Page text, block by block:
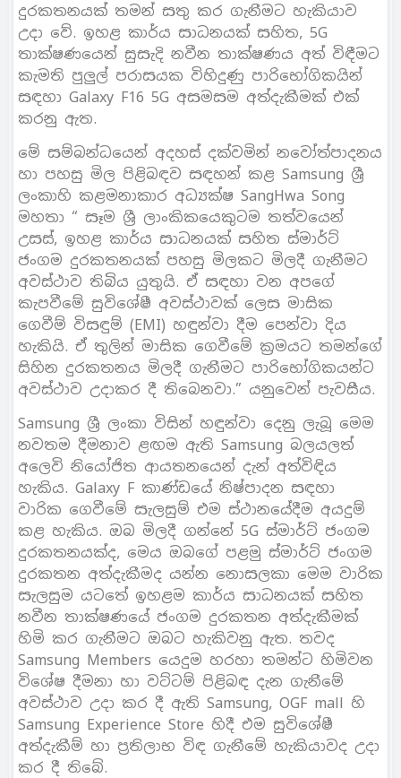
දුරකතනයක් තමන් සතු කර ගැනීමට හැකියාව
උදා වේ. ඉහළ කාර්ය සාධනයක් සහිත, 5G
තාක්ෂණයෙන් සුසැදි නවීන තාක්ෂණය අත් විඳීමට
කැමති පුලුල් පරාසයක විහිදුණු පාරිභෝගිකයින්
සඳහා Galaxy F16 5G අසමසම අත්දැකීමක් එක්
කරනු ඇත.
මේ සම්බන්ධයෙන් අදහස් දක්වමින් නවෝත්පාදනය
හා පහසු මිල පිළිබඳව සඳහන් කළ Samsung ශ්‍රී
ලංකාහි කළමනාකාර අධ්‍යක්ෂ SangHwa Song
මහතා “ සෑම ශ්‍රී ලාංකිකයෙකුටම තත්වයෙන්
උසස්, ඉහළ කාර්ය සාධනයක් සහිත ස්මාර්ට්
ජංගම දුරකතනයක් පහසු මිලකට මිලදී ගැනීමට
අවස්ථාව තිබිය යුතුයි. ඒ සඳහා වන අපගේ
කැපවීමේ සුවිශේෂී අවස්ථාවක් ලෙස මාසික
ගෙවීම් විසඳුම් (EMI) හඳුන්වා දීම පෙන්වා දිය
හැකියි. ඒ තුලින් මාසික ගෙවීමේ ක්‍රමයට තමන්ගේ
සිහින දුරකතනය මිලදී ගැනීමට පාරිභෝගිකයන්ට
අවස්ථාව උදාකර දී තිබෙනවා.” යනුවෙන් පැවසීය.
Samsung ශ්‍රී ලංකා විසින් හඳුන්වා දෙනු ලැබූ මෙම
නවතම දීමනාව ළඟම ඇති Samsung බලයලත්
අලෙවි නියෝජිත ආයතනයෙන් දැන් අත්විඳිය
හැකිය. Galaxy F කාණ්ඩයේ නිෂ්පාදන සඳහා
වාරික ගෙවීමේ සැලසුම් එම ස්ථානයේදීම අයදුම්
කළ හැකිය. ඔබ මිලදී ගන්නේ 5G ස්මාර්ට් ජංගම
දුරකතනයක්ද, මෙය ඔබගේ පළමු ස්මාර්ට් ජංගම
දුරකතන අත්දැකීමද යන්න නොසලකා මෙම වාරික
සැලසුම යටතේ ඉහළම කාර්ය සාධනයක් සහිත
නවීන තාක්ෂණයේ ජංගම දුරකතන අත්දැකීමක්
හිමි කර ගැනීමට ඔබට හැකිවනු ඇත. තවද
Samsung Members යෙදුම හරහා තමන්ට හිමිවන
විශේෂ දීමනා හා වට්ටම් පිළිබඳ දැන ගැනීමේ
අවස්ථාව උදා කර දී ඇති Samsung, OGF mall හි
Samsung Experience Store හිදී එම සුවිශේෂී
අත්දැකීම් හා ප්‍රතිලාභ විඳ ගැනීමේ හැකියාවද උදා
කර දී තිබේ.